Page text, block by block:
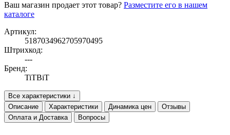
Ваш магазин продает этот товар? Разместите его в нашем
каталоге
Артикул:
5187034962705970495
Штрихкод:
---
Бренд:
TiTBiT
Все характеристики ↓
Описание
Характеристики Динамика цен
Отзывы
Оплата и Доставка
Вопросы